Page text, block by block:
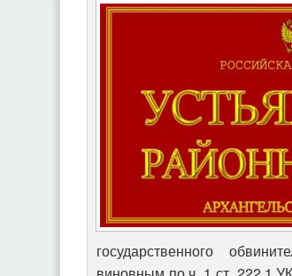
государственного